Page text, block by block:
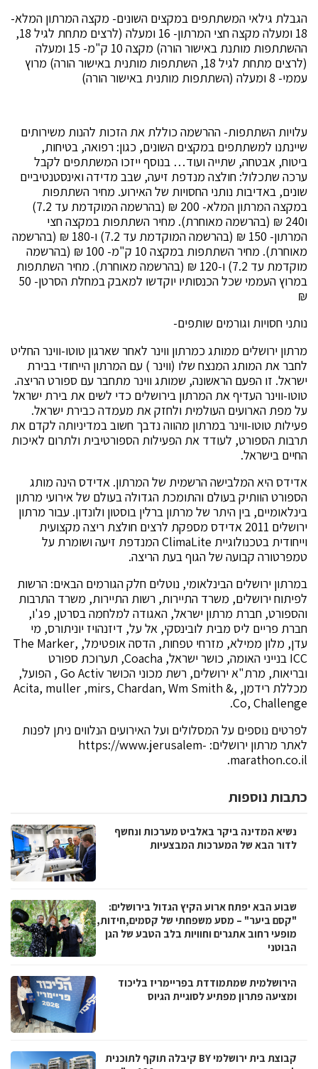
הגבלת גילאי המשתתפים במקצים השונים- מקצה המרתון המלא-
18 ומעלה מקצה חצי המרתון- 16 ומעלה (לרצים מתחת לגיל 18,
ההשתתפות מותנת באישור הורה) מקצה 10 ק"מ- 15 ומעלה
(לרצים מתחת לגיל 18, השתתפות מותנית באישור הורה) מרוץ
עממי- 8 ומעלה (השתתפות מותנית באישור הורה)
עלויות השתתפות- ההרשמה כוללת את הזכות להנות משירותים
שיינתנו למשתתפים במקצים השונים, כגון: רפואה, בטיחות,
ביטוח, אבטחה, שתייה ועוד… בנוסף ייזכו המשתתפים לקבל
ערכה שתכלול: חולצה מנדפת זיעה, שבב מדידה ואינסטנטיביים
שונים, באדיבות נותני החסויות של האירוע. מחיר השתתפות
במקצה המרתון המלא- 200 ₪ (בהרשמה המוקדמת עד 7.2)
ו240 ₪ (בהרשמה מאוחרת). מחיר השתתפות במקצה חצי
המרתון- 150 ₪ (בהרשמה המוקדמת עד 7.2) ו-180 ₪ (בהרשמה
מאוחרת). מחיר השתתפות במקצה 10 ק"מ- 100 ₪ (בהרשמה
מוקדמת עד 7.2) ו-120 ₪ (בהרשמה מאוחרת). מחיר השתתפות
במרוץ העממי שכל הכנסותיו יוקדשו למאבק במחלת הסרטן- 50
₪
נותני חסויות וגורמים שותפים-
מרתון ירושלים ממותג כמרתון ווינר לאחר שארגון טוטו-ווינר החליט
לחבר את המותג המנצח שלו (ווינר ) עם המרתון הייחודי בבירת
ישראל. זו הפעם הראשונה, שמותג ווינר מתחבר עם ספורט הריצה.
טוטו-ווינר העדיף את המרתון בירושלים כדי לשים את בירת ישראל
על מפת הארועים העולמית ולחזק את מעמדה כבירת ישראל.
פעילות טוטו-ווינר במרתון מהווה נדבך חשוב במדיניותה לקדם את
תרבות הספורט, לעודד את הפעילות הספורטיבית ולתרום לאיכות
החיים בישראל.
אדידס היא המלבישה הרשמית של המרתון. אדידס הינה מותג
הספורט הוותיק בעולם והתומכת הגדולה בעולם של אירועי מרתון
בינלאומיים, בין היתר של מרתון ברלין בוסטון ולונדון. עבור מרתון
ירושלים 2011 אדידס מספקת לרצים חולצת ריצה מקצועית
וייחודית בטכנולוגיית ClimaLite המנדפת זיעה ושומרת על
טמפרטורה קבועה של הגוף בעת הריצה.
במרתון ירושלים הבינלאומי, נוטלים חלק הגורמים הבאים: הרשות
לפיתוח ירושלים, משרד התיירות, רשות התיירות, משרד התרבות
והספורט, חברת מרתון ישראל, האגודה למלחמה בסרטן, פג'ו,
חברת פריים ליס מבית לובינסקי, אל על, דיזנהויז יוניתורס, מי
עדן, מלון ממילא, מזרחי טפחות, הדסה אופטימל, ,The Marker
ICC בנייני האומה, כושר ישראל, Coacha, תערוכת ספורט
ובריאות, מרת"א ירושלים, רשת מכוני הכושר Go Activ , הפועל,
מכללת רידמן, ,Acita, muller ,mirs, Chardan, Wm Smith &
Co, Challenge.
לפרטים נוספים על המסלולים ועל האירועים הנלווים ניתן לפנות
לאתר מרתון ירושלים: https://www.jerusalem-
marathon.co.il.
כתבות נוספות
נשיא המדינה ביקר באלביט מערכות ונחשף
לדור הבא של המערכות המבצעיות
שבוע הבא יפתח ארוע הקיץ הגדול בירושלים:
"קסם ביער" – מסע משפחתי של קסמים,חידות,
מופעי רחוב אתגרים וחוויות בלב הטבע של הגן
הבוטני
הירושלמית שמתמודדת בפריימריז בליכוד
ומציעה פתרון מפתיע לסוגיית הגיוס
קבוצת בית ירושלמי BY קיבלה תוקף לתוכנית